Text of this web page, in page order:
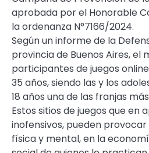
aprobada por el Honorable
la ordenanza N°7166/2024.
Según un informe de la
provincia de Buenos Aires,
participantes de juegos
35 años, siendo las y los
18 años una de las franjas
Estos sitios de juegos que en
inofensivos, pueden provocar
física y mental, en la